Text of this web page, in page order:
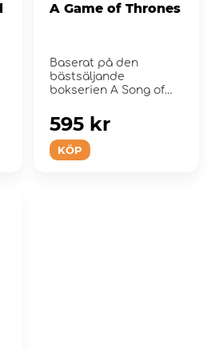
A Game of Thrones
Baserat på den
bästsäljande
bokserien A Song of
R....
KÖP
595 kr